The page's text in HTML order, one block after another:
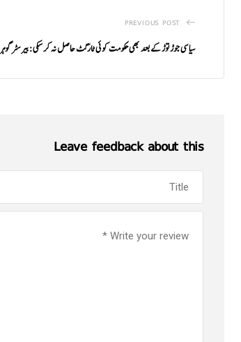
PREVIOUS POST
سیاسی جوڑ توڑ کے بعد بھی حکومت کوئی ٹارگٹ حاصل نہ کر سکی: بیرسٹر گوہر
Leave feedback about this